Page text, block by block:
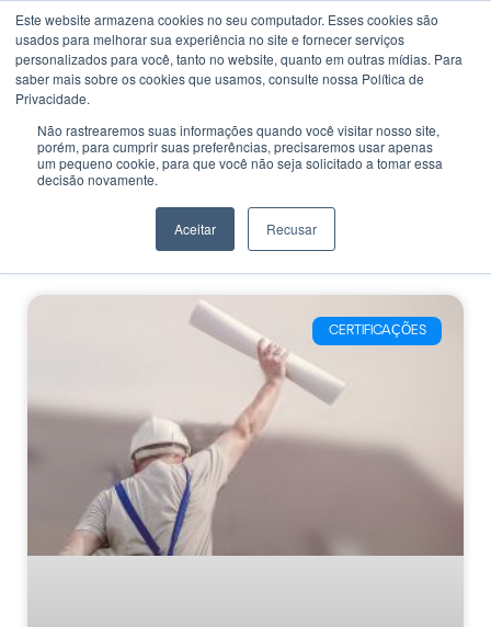
Este website armazena cookies no seu computador. Esses cookies são
usados ​​para melhorar sua experiência no site e fornecer serviços
personalizados para você, tanto no website, quanto em outras mídias. Para
saber mais sobre os cookies que usamos, consulte nossa Política de
Privacidade.
Não rastrearemos suas informações quando você visitar nosso site,
porém, para cumprir suas preferências, precisaremos usar apenas
um pequeno cookie, para que você não seja solicitado a tomar essa
decisão novamente.
Aceitar Recusar
CATEGORIA
Certificação de
Competências em
Informática BH
CERTIFICAÇÕES